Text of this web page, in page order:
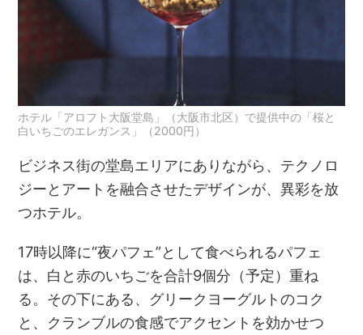
ホテル「アロフト大阪堂島」（大阪市北区）で提供中の「桜と
白いちごのエレガンス」（2000円）
ビジネス街の堂島エリアにありながら、テクノロ
ジーとアートを融合させたデザインが、異彩を放
つホテル。
17時以降に“夜パフェ”として食べられるパフェ
は、白と赤のいちごを合計9個分（予定）重ね
る。その下にある、グリークヨーグルトのコク
と、クランブルの食感でアクセントを効かせつ